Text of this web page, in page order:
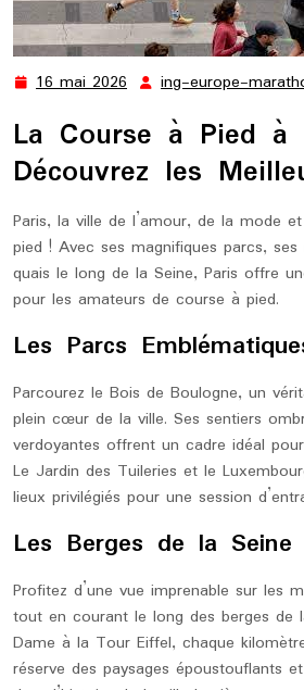
16 mai 2026 16
2026
ing-europe-
La Course à Pied à
Découvrez les
Paris, la ville de l’amour, de la mode
pied ! Avec ses magnifiques parcs,
quais le long de la Seine, Paris offre
pour les amateurs de course à pied.
Les Parcs
Parcourez le Bois de Boulogne, un
plein cœur de la ville. Ses sentiers
verdoyantes offrent un cadre idéal
Le Jardin des Tuileries et le
lieux privilégiés pour une session
Les Berges de la Seine
Profitez d’une vue imprenable sur les
tout en courant le long des berges de
Dame à la Tour Eiffel, chaque
réserve des paysages époustouflants